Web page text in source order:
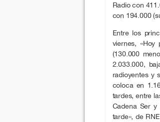
Radio con
con 194.000
Entre los
viernes,
(130.000
2.033.000,
radioyentes y
coloca en
tardes, entre
Cadena Ser y
tarde», de